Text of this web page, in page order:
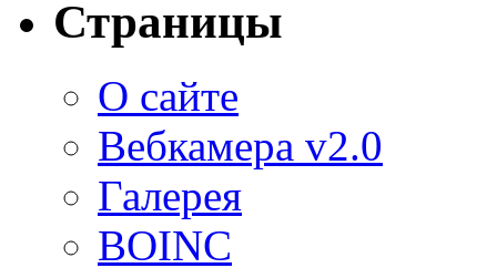
Страницы
О сайте
Вебкамера v2.0
Галерея
BOINC